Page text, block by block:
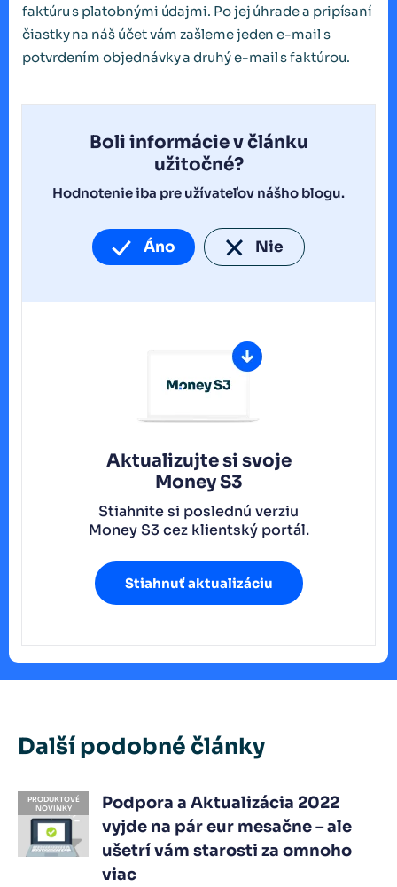
faktúru s platobnými údajmi. Po jej úhrade a pripísaní
čiastky na náš účet vám zašleme jeden e-mail s
potvrdením objednávky a druhý e-mail s faktúrou.
Boli informácie v článku
užitočné?
Hodnotenie iba pre užívateľov nášho blogu.
Áno Nie
Aktualizujte si svoje
Money S3
Stiahnite si poslednú verziu
Money S3 cez klientský portál.
Stiahnuť aktualizáciu
Další podobné články
PRODUKTOVÉ
NOVINKY
Podpora a Aktualizácia 2022
vyjde na pár eur mesačne – ale
ušetrí vám starosti za omnoho
viac